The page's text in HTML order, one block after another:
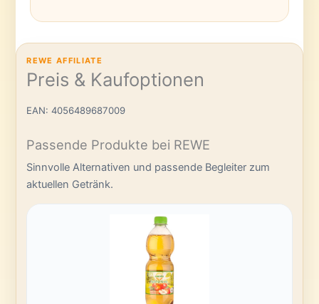
REWE AFFILIATE
Preis & Kaufoptionen
EAN: 4056489687009
Passende Produkte bei REWE
Sinnvolle Alternativen und passende Begleiter zum
aktuellen Getränk.